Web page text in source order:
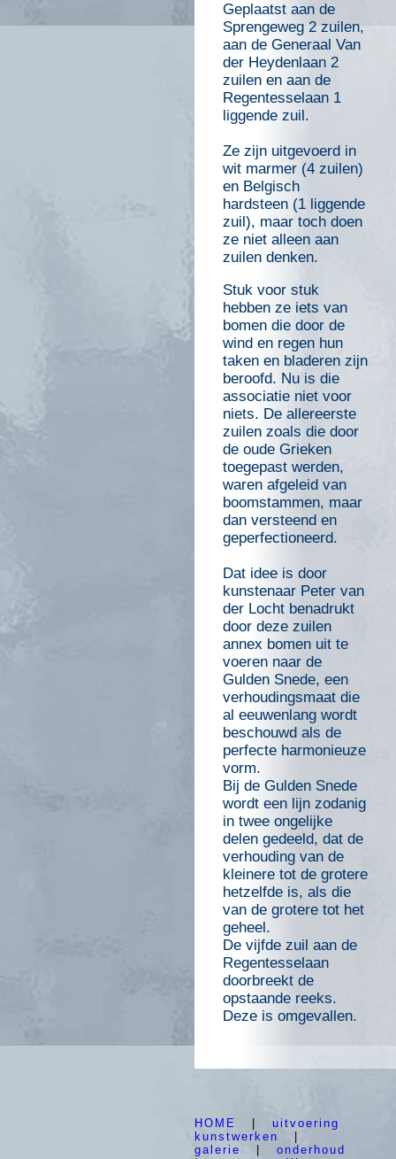
Geplaatst aan de
Sprengeweg 2 zuilen,
aan de Generaal Van
der Heydenlaan 2
zuilen en aan de
Regentesselaan 1
liggende zuil.
Ze zijn uitgevoerd in
wit marmer (4 zuilen)
en Belgisch
hardsteen (1 liggende
zuil), maar toch doen
ze niet alleen aan
zuilen denken.
Stuk voor stuk
hebben ze iets van
bomen die door de
wind en regen hun
taken en bladeren zijn
beroofd. Nu is die
associatie niet voor
niets. De allereerste
zuilen zoals die door
de oude Grieken
toegepast werden,
waren afgeleid van
boomstammen, maar
dan versteend en
geperfectioneerd.
Dat idee is door
kunstenaar Peter van
der Locht benadrukt
door deze zuilen
annex bomen uit te
voeren naar de
Gulden Snede, een
verhoudingsmaat die
al eeuwenlang wordt
beschouwd als de
perfecte harmonieuze
vorm.
Bij de Gulden Snede
wordt een lijn zodanig
in twee ongelijke
delen gedeeld, dat de
verhouding van de
kleinere tot de grotere
hetzelfde is, als die
van de grotere tot het
geheel.
De vijfde zuil aan de
Regentesselaan
doorbreekt de
opstaande reeks.
Deze is omgevallen.
HOME
uitvoering
kunstwerken
galerie
onderhoud